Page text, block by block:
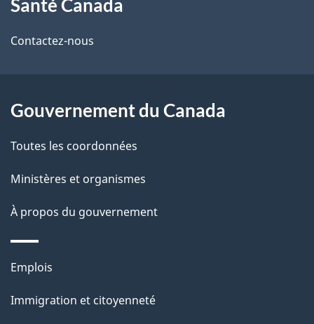
i
l
d
e
p
a
propos
de
site
Santé Canada
Contactez-nous
Gouvernement du Canada
Toutes les coordonnées
Ministères et organismes
À propos du gouvernement
Thèmes
sujets
Emplois
Immigration et citoyenneté